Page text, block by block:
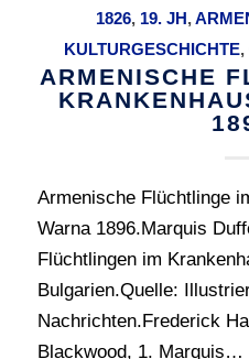
1826, 19. JH,
KULTURGESCHICHTE,
ARMENISCHE
Armenische Flüchtlinge
Warna 1896.Marquis
Flüchtlingen im
Bulgarien.Quelle:
Nachrichten.Frederick
Blackwood, 1. Marquis…